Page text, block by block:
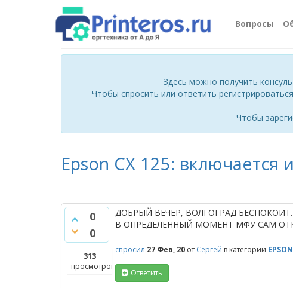
Вопросы
Здесь можно получить
Чтобы спросить или ответить
Чтобы
Epson CX 125: включается
0
0
313
просмотров
ДОБРЫЙ ВЕЧЕР, ВОЛГОГРАД
В ОПРЕДЕЛЕННЫЙ МОМЕНТ МФУ САМ
спросил 27 Фев, 20 от Сергей в категории EPSON
Ответить